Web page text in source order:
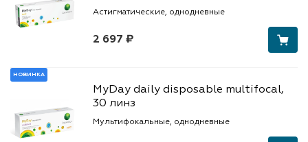
2 697 ₽
Астигматические, однодневные
НОВИНКА
MyDay daily disposable multifocal,
30 линз
Мультифокальные, однодневные